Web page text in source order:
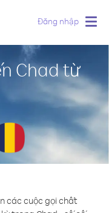
Đăng nhập
Chad từ
các cuộc gọi chất